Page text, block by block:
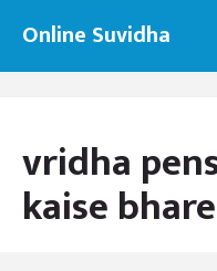
content
Online Suvidha
vridha
kaise bhare